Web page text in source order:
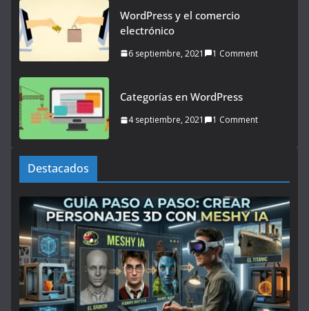
WordPress y el comercio
electrónico
6 septiembre, 2021 1 Comment
Categorías en WordPress
4 septiembre, 2021 1 Comment
Destacados